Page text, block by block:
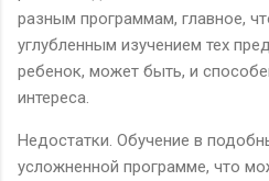
разным программам, главное,
углубленным изучением тех
ребенок, может быть, и
интереса.
Недостатки. Обучение в
усложненной программе, что